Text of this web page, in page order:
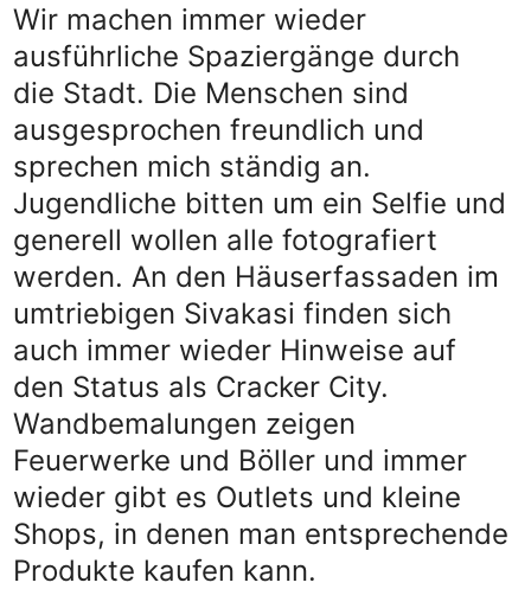
Wir machen immer wieder
ausführliche Spaziergänge durch
die Stadt. Die Menschen sind
ausgesprochen freundlich und
sprechen mich ständig an.
Jugendliche bitten um ein Selfie und
generell wollen alle fotografiert
werden. An den Häuserfassaden im
umtriebigen Sivakasi finden sich
auch immer wieder Hinweise auf
den Status als Cracker City.
Wandbemalungen zeigen
Feuerwerke und Böller und immer
wieder gibt es Outlets und kleine
Shops, in denen man entsprechende
Produkte kaufen kann.